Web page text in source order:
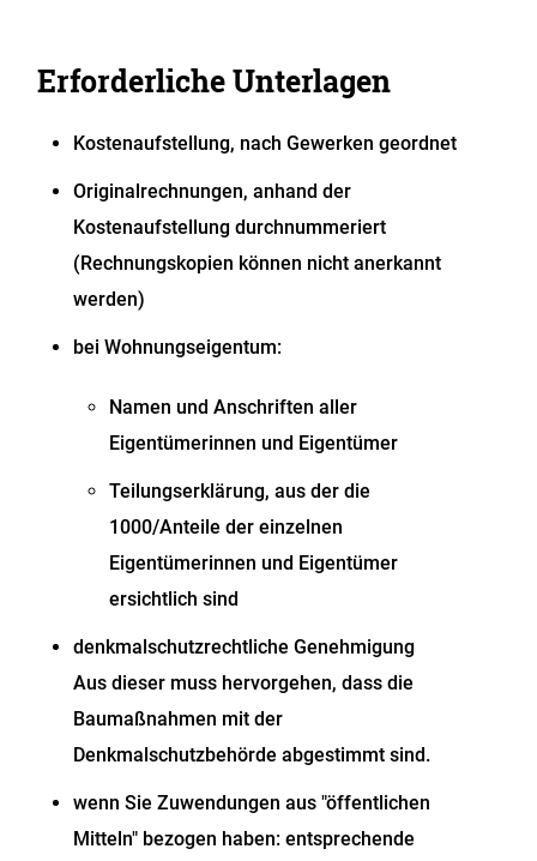
Erforderliche Unterlagen
Kostenaufstellung, nach Gewerken geordnet
Originalrechnungen, anhand der
Kostenaufstellung durchnummeriert
(Rechnungskopien können nicht anerkannt
werden)
bei Wohnungseigentum:
Namen und Anschriften aller
Eigentümerinnen und Eigentümer
Teilungserklärung, aus der die
1000/Anteile der einzelnen
Eigentümerinnen und Eigentümer
ersichtlich sind
denkmalschutzrechtliche Genehmigung
Aus dieser muss hervorgehen, dass die
Baumaßnahmen mit der
Denkmalschutzbehörde abgestimmt sind.
wenn Sie Zuwendungen aus "öffentlichen
Mitteln" bezogen haben: entsprechende